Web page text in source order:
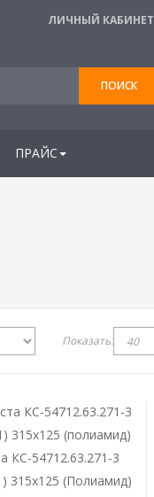
ЛИЧНЫЙ КАБИНЕТ
ПОИСК
ПРАЙС
Показать:
КС-54712.63.271-3
315х125 (полиамид)